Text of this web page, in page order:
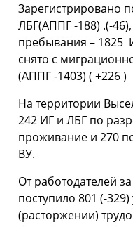
Зарегистрировано
ЛБГ(АППГ -188) .(-
пребывания – 1825
снято с
(АППГ -1403) ( +226 )
На территории
242 ИГ и ЛБГ по
проживание и 270
ВУ.
От работодателей
поступило 801 (-
(расторжении)